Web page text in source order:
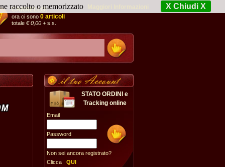
CARRELLO:
ora ci sono 0 articoli
totale € 0,00 + s.s.
STATO ORDINI e
Tracking online
Email
Password
Non sei ancora registrato?
Clicca
QUI
raccolto o memorizzato X Chiudi X